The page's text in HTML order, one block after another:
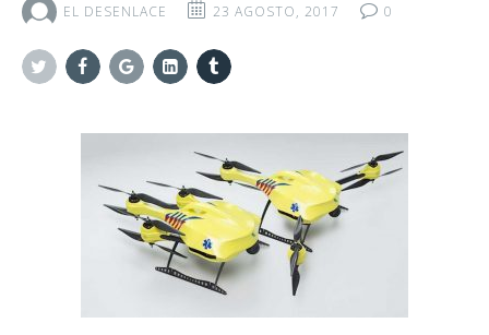
EL DESENLACE 23 AGOSTO, 2017 0